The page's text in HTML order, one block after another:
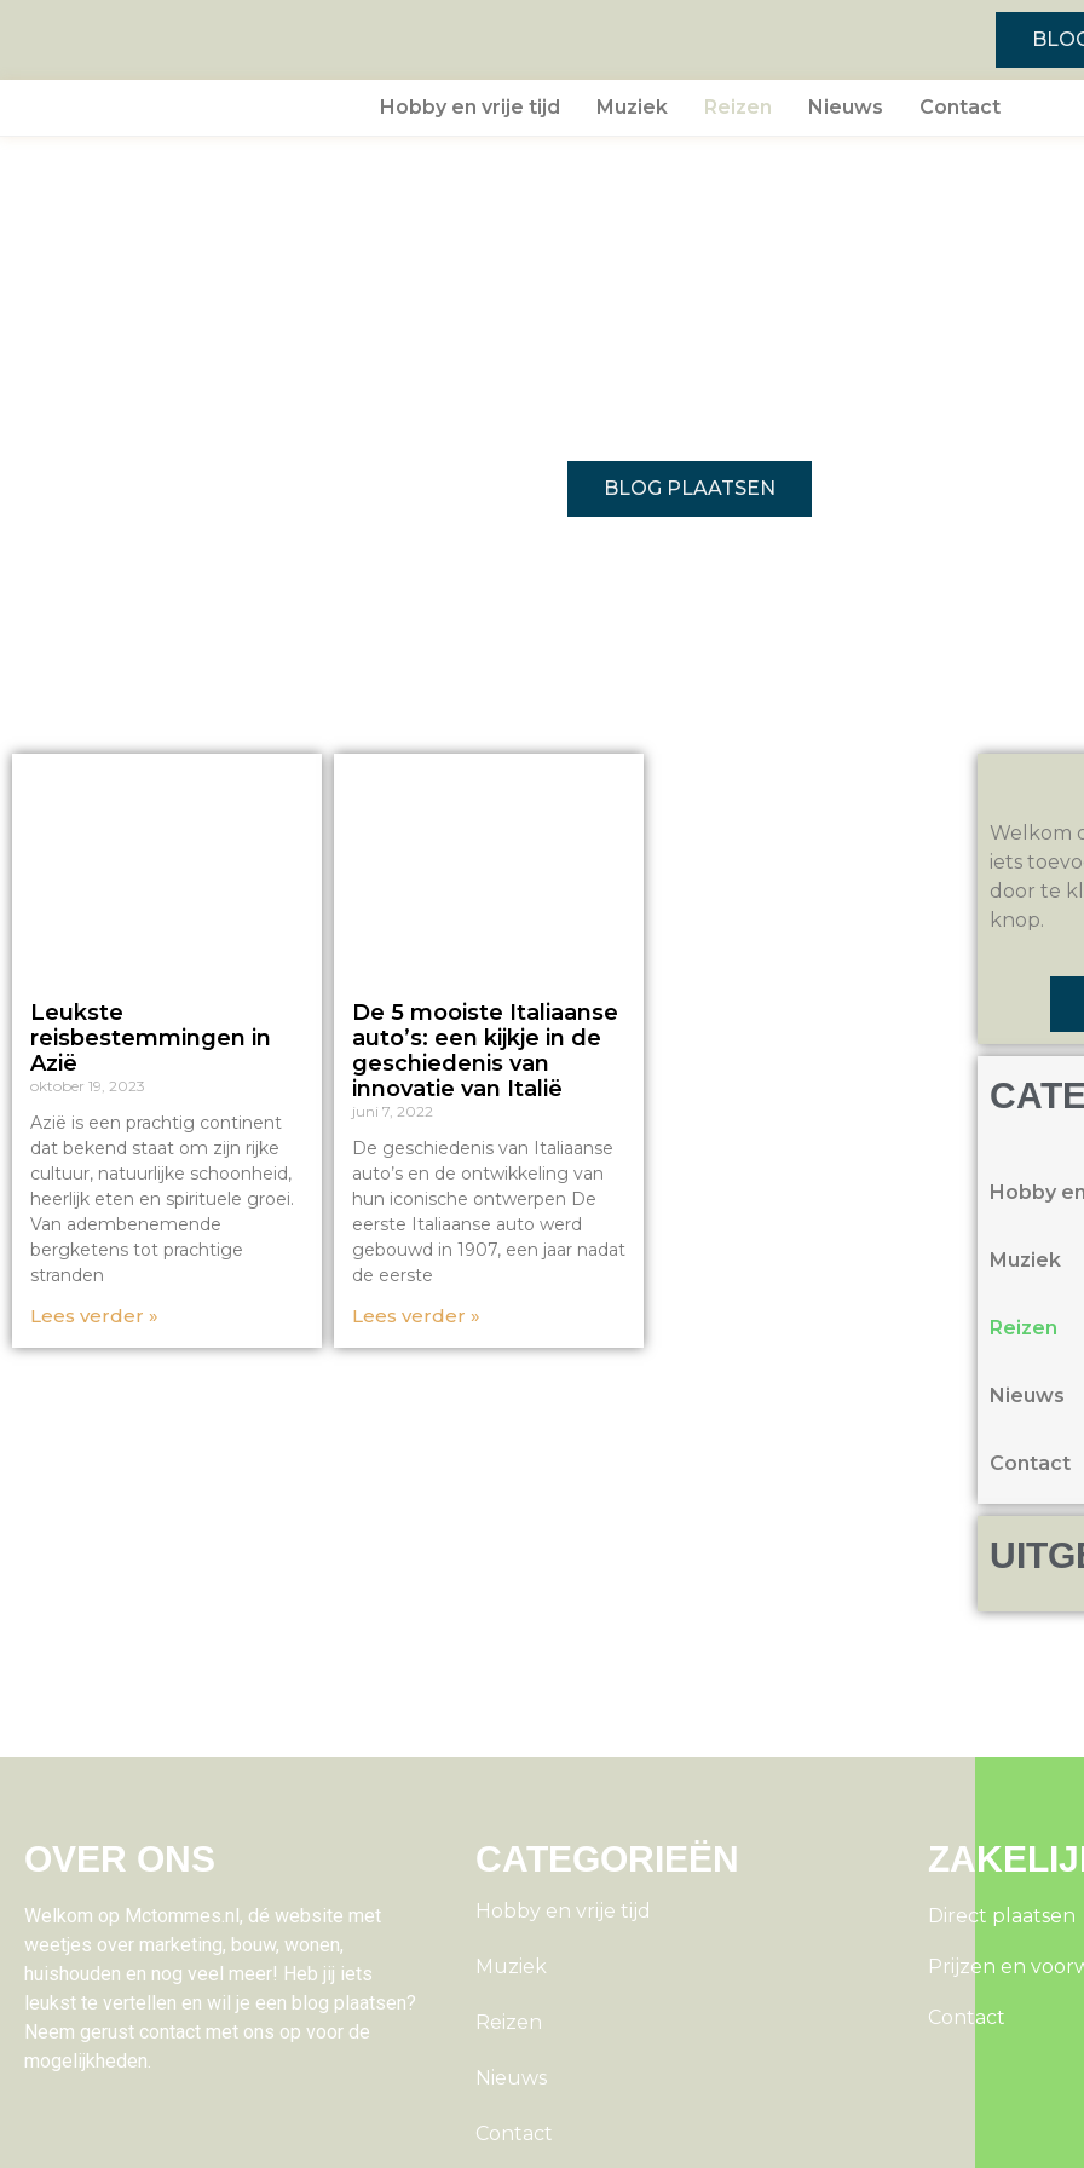
Hobby en vrije tijd Muziek Reizen Nieuws Contact
BLOG PLAATSEN
Leukste
reisbestemmingen in
Azië
oktober 19, 2023
Azië is een prachtig continent
dat bekend staat om zijn rijke
cultuur, natuurlijke schoonheid,
heerlijk eten en spirituele groei.
Van adembenemende
bergketens tot prachtige
stranden
Lees verder »
De 5 mooiste Italiaanse
auto’s: een kijkje in de
geschiedenis van
innovatie van Italië
juni 7, 2022
De geschiedenis van Italiaanse
auto’s en de ontwikkeling van
hun iconische ontwerpen De
eerste Italiaanse auto werd
gebouwd in 1907, een jaar nadat
de eerste
Lees verder »
Welkom
iets
door te
knop.
Hobby
Muziek
Reizen
Nieuws
Contact
OVER ONS
Welkom op Mctommes.nl, dé website met
weetjes over marketing, bouw, wonen,
huishouden en nog veel meer! Heb jij iets
leukst te vertellen en wil je een blog plaatsen?
Neem gerust contact met ons op voor de
mogelijkheden.
CATEGORIEËN
Hobby en vrije tijd
Muziek
Reizen
Nieuws
Contact
Direct plaatsen
Prijzen en
Contact